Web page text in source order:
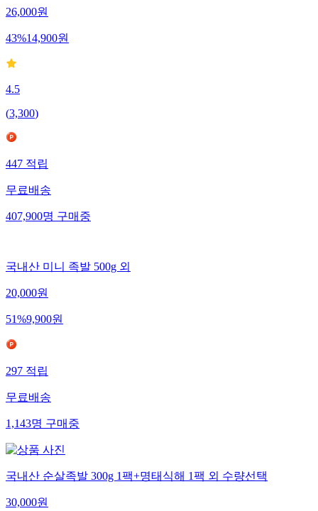
26,000원
43%14,900원
4.5
(3,300)
447 적립
무료배송
407,900명 구매중
국내산 미니 족발 500g 외
20,000원
51%9,900원
297 적립
무료배송
1,143명 구매중
국내산 순살족발 300g 1팩+명태식해 1팩 외 수량선택
30,000원